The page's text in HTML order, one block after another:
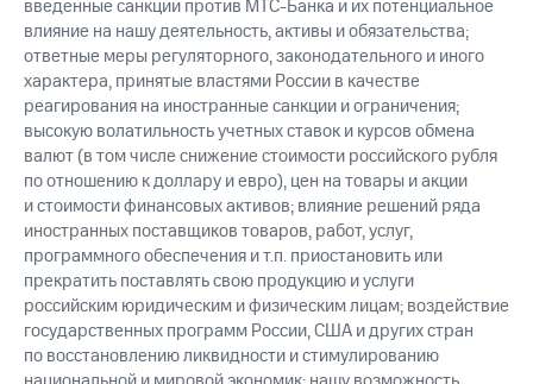
введенные санкции против МТС-Банка и их потенциальное
влияние на нашу деятельность, активы и обязательства;
ответные меры регуляторного, законодательного и иного
характера, принятые властями России в качестве
реагирования на иностранные санкции и ограничения;
высокую волатильность учетных ставок и курсов обмена
валют (в том числе снижение стоимости российского рубля
по отношению к доллару и евро), цен на товары и акции
и стоимости финансовых активов; влияние решений ряда
иностранных поставщиков товаров, работ, услуг,
программного обеспечения и т.п. приостановить или
прекратить поставлять свою продукцию и услуги
российским юридическим и физическим лицам; воздействие
государственных программ России, США и других стран
по восстановлению ликвидности и стимулированию